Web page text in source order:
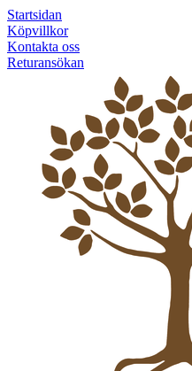
Startsidan
Köpvillkor
Kontakta oss
Returansökan